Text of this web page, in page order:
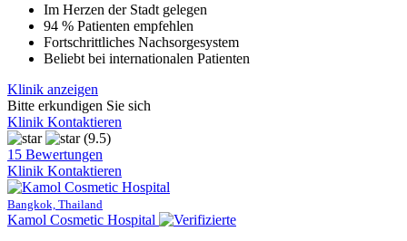
Im Herzen der Stadt gelegen
94 % Patienten empfehlen
Fortschrittliches Nachsorgesystem
Beliebt bei internationalen Patienten
Klinik anzeigen
Bitte erkundigen Sie sich
Klinik Kontaktieren
(9.5)
15 Bewertungen
Klinik Kontaktieren
Bangkok, Thailand
Kamol Cosmetic Hospital